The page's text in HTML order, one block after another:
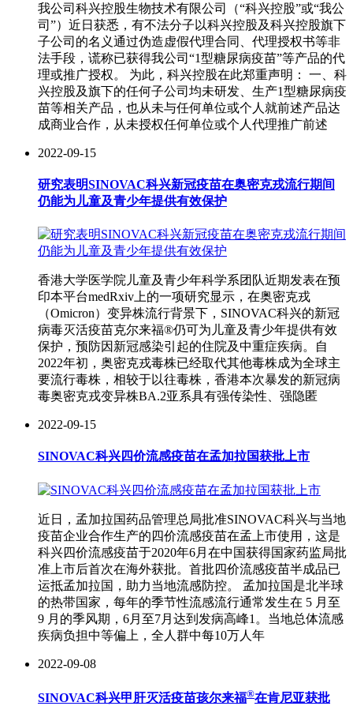
我公司科兴控股生物技术有限公司（“科兴控股”或“我公
司”）近日获悉，有不法分子以科兴控股及科兴控股旗下
子公司的名义通过伪造虚假代理合同、代理授权书等非
法手段，谎称已获得我公司“1型糖尿病疫苗”等产品的代
理或推广授权。 为此，科兴控股在此郑重声明： 一、科
兴控股及旗下的任何子公司均未研发、生产1型糖尿病疫
苗等相关产品，也从未与任何单位或个人就前述产品达
成商业合作，从未授权任何单位或个人代理推广前述
2022-09-15
研究表明SINOVAC科兴新冠疫苗在奥密克戎流行期间
仍能为儿童及青少年提供有效保护
香港大学医学院儿童及青少年科学系团队近期发表在预
印本平台medRxiv上的一项研究显示，在奥密克戎
（Omicron）变异株流行背景下，SINOVAC科兴的新冠
病毒灭活疫苗克尔来福®仍可为儿童及青少年提供有效
保护，预防因新冠感染引起的住院及中重症疾病。自
2022年初，奥密克戎毒株已经取代其他毒株成为全球主
要流行毒株，相较于以往毒株，香港本次暴发的新冠病
毒奥密克戎变异株BA.2亚系具有强传染性、强隐匿
2022-09-15
SINOVAC科兴四价流感疫苗在孟加拉国获批上市
近日，孟加拉国药品管理总局批准SINOVAC科兴与当地
疫苗企业合作生产的四价流感疫苗在孟上市使用，这是
科兴四价流感疫苗于2020年6月在中国获得国家药监局批
准上市后首次在海外获批。首批四价流感疫苗半成品已
运抵孟加拉国，助力当地流感防控。 孟加拉国是北半球
的热带国家，每年的季节性流感流行通常发生在 5 月至
9 月的季风期，6月至7月达到发病高峰1。当地总体流感
疾病负担中等偏上，全人群中每10万人年
2022-09-08
SINOVAC科兴甲肝灭活疫苗孩尔来福®在肯尼亚获批